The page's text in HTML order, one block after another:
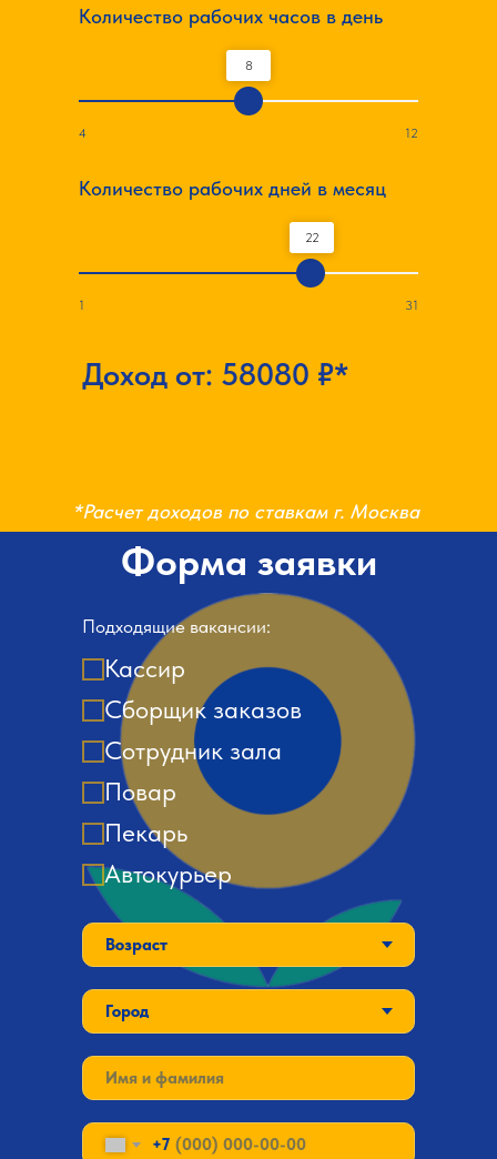
Количество рабочих часов в день
8
4 12
Количество рабочих дней в месяц
22
1 31
Доход от: 58080 ₽*
*Расчет доходов по ставкам г. Москва
Подходящие вакансии:
Кассир
Сборщик заказов
Сотрудник зала
Повар
Пекарь
Автокурьер
+7
Форма заявки